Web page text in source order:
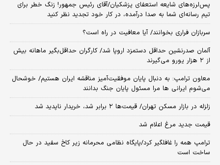
پس‌لرزه‌های شایعه استعفای پزشکیان/آقای رئیس جمهور! زنگ خطر برای
تیم رسانه‌ای شما به صدا درآمده، در کار خود تجدید نظر کنید
سربازان فراری بخوانند/ آیا معافیت در راه است؟
آلمان صدرنشین حداقل دستمزد اروپا شد/ کارگران حداقل‌بگیر ماهانه بیش
از ۲ هزار یورو می‌گیرند
معاون ترامپ: به دنبال پایان موفقیت‌آمیز مناقشه ایران هستیم/ خوشحال
می‌شوم ایرانی ها مرا مسئول پایان جنگ بدانند
زلزله در بازار مسکن تهران/ قیمت‌ها ۲ برابر شد، خریدار ناپدید شد
قیمت جدید مرغ اعلام شد
ترامپ همه را غافلگیر کرد/پایگاه نظامی محرمانه زیر کاخ سفید در حال
ساخت است